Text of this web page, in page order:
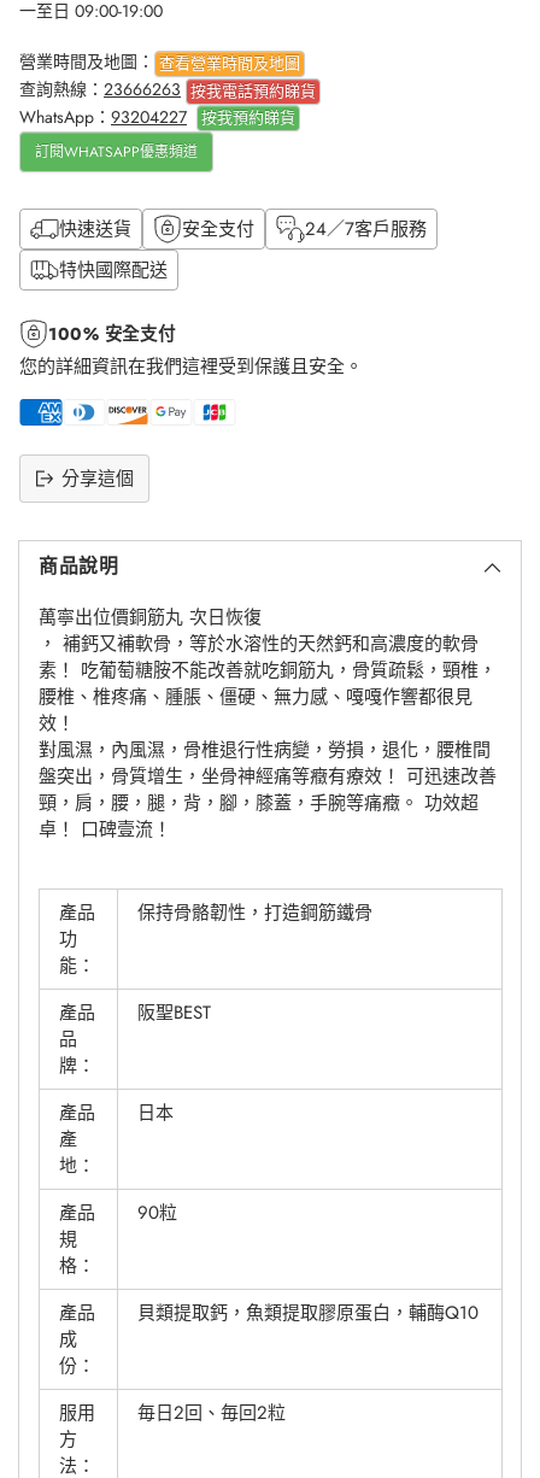
一至日 09:00-19:00
營業時間及地圖： 查看營業時間及地圖
查詢熱線： 23666263 按我電話預約睇貨
WhatsApp： 93204227 按我預約睇貨
訂閱WHATSAPP優惠頻道
快速送貨 安全支付
24／7客戶服務
特快國際配送
100% 安全支付
您的詳細資訊在我們這裡受到保護且安全。
分享這個
產
商品說明
萬寧出位價銅筋丸 次日恢復
， 補鈣又補軟骨，等於水溶性的天然鈣和高濃度的軟骨
素！ 吃葡萄糖胺不能改善就吃銅筋丸，骨質疏鬆，頸椎，
腰椎、椎疼痛、腫脹、僵硬、無力感、嘎嘎作響都很見
效！
對風濕，內風濕，骨椎退行性病變，勞損，退化，腰椎間
盤突出，骨質增生，坐骨神經痛等癥有療效！ 可迅速改善
頸，肩，腰，腿，背，腳，膝蓋，手腕等痛癥。 功效超
卓！ 口碑壹流！
產品
功
能：
保持骨骼韌性，打造鋼筋鐵骨
產品
品
牌：
阪聖BEST
產品
產
地：
日本
產品
規
格：
90粒
產品
成
份：
貝類提取鈣，魚類提取膠原蛋白，輔酶Q10
服用
方
法：
毎日2回、毎回2粒